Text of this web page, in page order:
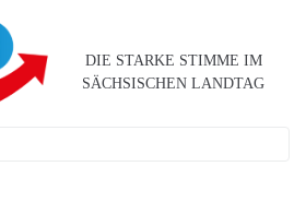
DIE STARKE STIMME IM
SÄCHSISCHEN LANDTAG